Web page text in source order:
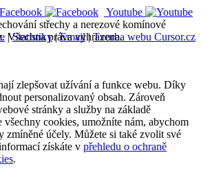
Facebook
Youtube
střechy a nerezové komínové
Všechna práva vyhrazena.
|Statistiky|Email|Tvorba webu Cursor.cz
zlepšovat užívání a funkce webu. Díky
personalizovaný obsah. Zároveň
stránky a služby na základě
všechny cookies, umožníte nám, abychom
zmíněné účely. Můžete si také zvolit své
získáte v přehledu o ochraně
.